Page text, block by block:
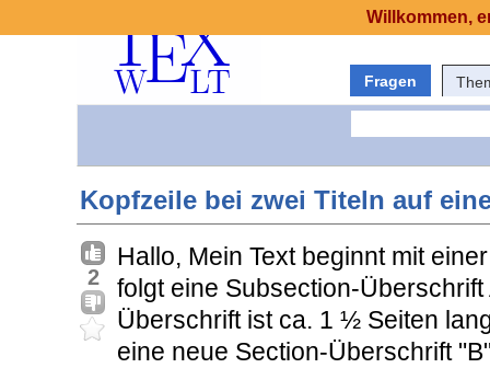
Fragen
Kopfzeile bei zwei Titeln auf
2
Hallo, Mein Text beginnt mit
folgt eine Subsection-
Überschrift ist ca. 1 ½ Seiten
eine neue Section-Überschrift
Willkommen,